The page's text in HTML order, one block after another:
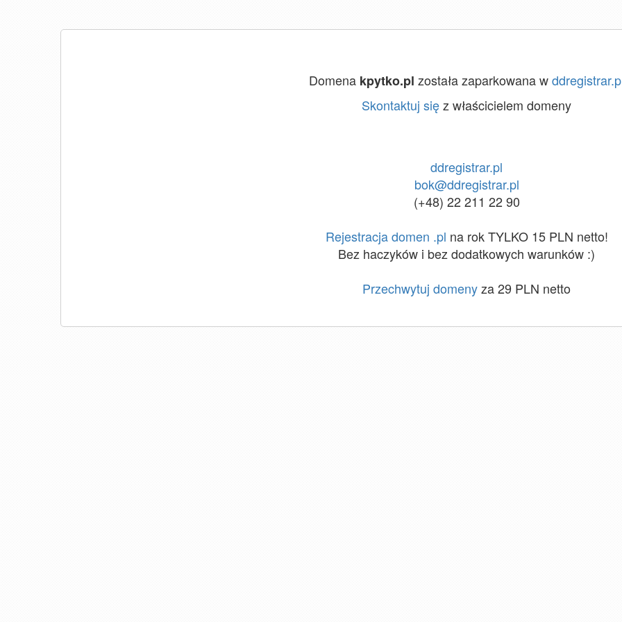
Domena kpytko.pl została zaparkowana w
Skontaktuj sięz właścicielem domeny
ddregistrar.pl
bok@ddregistrar.pl
(+48) 22 211 22 90
Rejestracja domen .pl na rok TYLKO 15 PLN netto!
Bez haczyków i bez dodatkowych warunków :)
Przechwytuj domenyza 29 PLN netto